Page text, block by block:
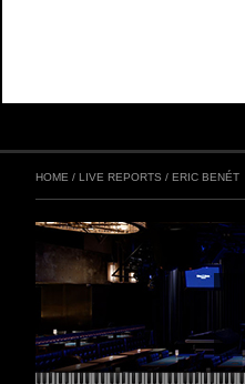
HOME / LIVE REPORTS / ERIC BENÉT